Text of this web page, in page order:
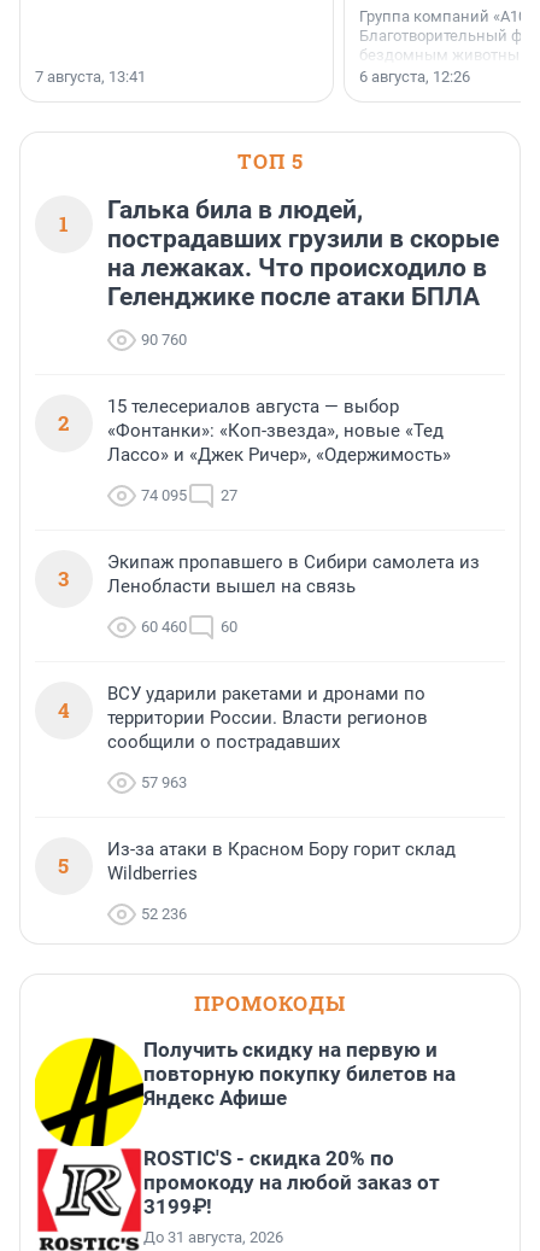
7 августа, 13:41
Группа компаний
Благотворительный
бездомным животным
заключили соглашение
6 августа, 12:26
ТОП 5
1
Галька била в людей,
пострадавших грузили в скорые
на лежаках. Что происходило в
Геленджике после атаки БПЛА
90 760
2
15 телесериалов августа — выбор
«Фонтанки»: «Коп-звезда», новые «Тед
Лассо» и «Джек Ричер», «Одержимость»
74 095 27
3
Экипаж пропавшего в Сибири самолета из
Ленобласти вышел на связь
60 460 60
4
ВСУ ударили ракетами и дронами по
территории России. Власти регионов
сообщили о пострадавших
57 963
5
Из-за атаки в Красном Бору горит склад
Wildberries
52 236
ПРОМОКОДЫ
Получить скидку на первую и
повторную покупку билетов на
Яндекс Афише
ROSTIC'S - скидка 20% по
промокоду на любой заказ от
3199₽!
До 31 августа, 2026